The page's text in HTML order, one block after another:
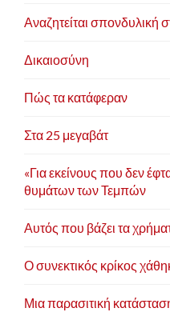
Αναζητείται σπονδυλική
Δικαιοσύνη
Πώς τα κατάφεραν
Στα 25 μεγαβάτ
«Για εκείνους που δεν
θυμάτων των Τεμπών
Αυτός που βάζει τα
Ο συνεκτικός κρίκος
Μια παρασιτική